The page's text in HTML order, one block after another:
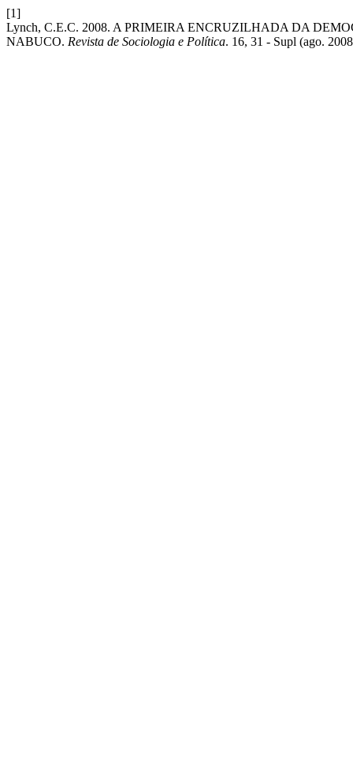
[1]
Lynch, C.E.C. 2008. A PRIMEIRA ENCRUZILHADA DA
NABUCO. Revista de Sociologia e Política. 16, 31 - Supl (ago.